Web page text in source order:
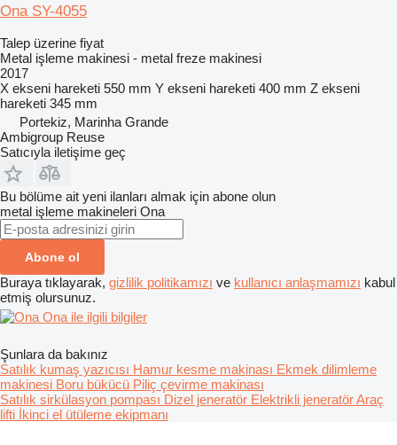
Ona SY-4055
Talep üzerine fiyat
Metal işleme makinesi - metal freze makinesi
2017
X ekseni hareketi 550 mm Y ekseni hareketi 400 mm Z ekseni
hareketi 345 mm
Portekiz, Marinha Grande
Ambigroup Reuse
Satıcıyla iletişime geç
Bu bölüme ait yeni ilanları almak için abone olun
metal işleme makineleri Ona
Abone ol
Buraya tıklayarak, gizlilik politikamızı ve kullanıcı anlaşmamızı kabul
etmiş olursunuz.
Ona ile ilgili bilgiler
Şunlara da bakınız
Satılık kumaş yazıcısı Hamur kesme makinası Ekmek dilimleme
makinesi Boru bükücü Piliç çevirme makinası
Satılık sirkülasyon pompası Dizel jeneratör Elektrikli jeneratörAraç
lifti İkinci el ütüleme ekipmanı